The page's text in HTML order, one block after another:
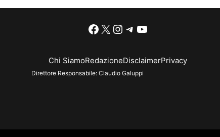
Facebook
X Instagram
Telegram
YouTube
Chi SiamoRedazioneDisclaimerPrivacy
Direttore Responsabile: Claudio Galuppi